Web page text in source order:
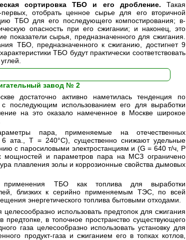
сортировка ТБО и его дробление. Такая
отобрать ценное сырье для его вторичной
ТБО для его последующего компостирования; в-
опасность при его сжигании; и наконец, это
показатели сырья, предназначенного для сжигания.
ТБО, предназначенного к сжиганию, достигнет 9
ТБО будут практически соответствовать
завод № 2
достаточно активно наметилась тенденция по
последующим использованием его для выработки
на это оказало намеченное в Москве широкое
пара, применяемые на отечественных
ата., Т = 240°С), существенно снижают удельные
с паросиловыми электростанциям и (G = 640 т/ч, Р
и параметров пара на МСЗ ограничено
плавления золы и коррозионные свойства дымовых
применения ТБО как топлива для выработки
близких к серийно применяемым ТЭС, по всей
энергетического топлива бытовыми отходами.
использовать предтопок для сжигания
в топочное пространство существующего
газа целесообразно использовать установку для
продукт-газа и сжиганием его в топках котлов,